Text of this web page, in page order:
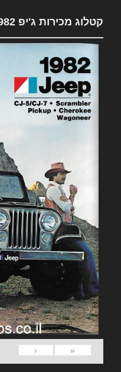
קטלוג מכירות ג'יפ 1982
«
‹